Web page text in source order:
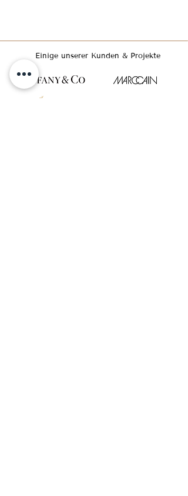
Einige unserer Kunden & Projekte